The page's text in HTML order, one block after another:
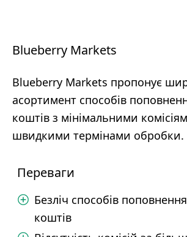
Blueberry Markets
Blueberry Markets пропонує
асортимент способів
коштів з мінімальними
швидкими термінами обробки.
Переваги
Безліч способів
коштів